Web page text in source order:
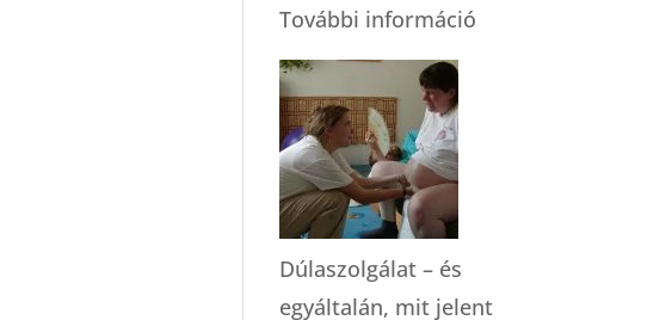
További információ
Dúlaszolgálat – és
egyáltalán, mit jelent